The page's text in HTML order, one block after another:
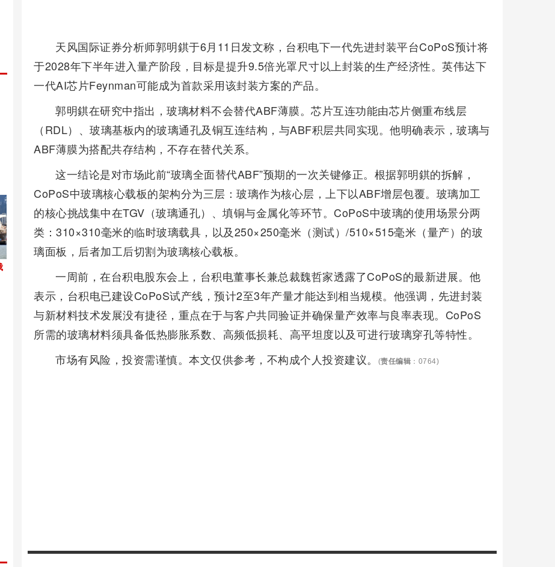
天风国际证券分析师郭明錤于6月11日发文称，台积电下一代先进封装平台CoPoS预计将
于2028年下半年进入量产阶段，目标是提升9.5倍光罩尺寸以上封装的生产经济性。英伟达下
一代AI芯片Feynman可能成为首款采用该封装方案的产品。
郭明錤在研究中指出，玻璃材料不会替代ABF薄膜。芯片互连功能由芯片侧重布线层
（RDL）、玻璃基板内的玻璃通孔及铜互连结构，与ABF积层共同实现。他明确表示，玻璃与
ABF薄膜为搭配共存结构，不存在替代关系。
这一结论是对市场此前“玻璃全面替代ABF”预期的一次关键修正。根据郭明錤的拆解，
CoPoS中玻璃核心载板的架构分为三层：玻璃作为核心层，上下以ABF增层包覆。玻璃加工
的核心挑战集中在TGV（玻璃通孔）、填铜与金属化等环节。CoPoS中玻璃的使用场景分两
类：310×310毫米的临时玻璃载具，以及250×250毫米（测试）/510×515毫米（量产）的玻
璃面板，后者加工后切割为玻璃核心载板。
一周前，在台积电股东会上，台积电董事长兼总裁魏哲家透露了CoPoS的最新进展。他
表示，台积电已建设CoPoS试产线，预计2至3年产量才能达到相当规模。他强调，先进封装
与新材料技术发展没有捷径，重点在于与客户共同验证并确保量产效率与良率表现。CoPoS
所需的玻璃材料须具备低热膨胀系数、高频低损耗、高平坦度以及可进行玻璃穿孔等特性。
市场有风险，投资需谨慎。本文仅供参考，不构成个人投资建议。
(责任编辑 ：0764)